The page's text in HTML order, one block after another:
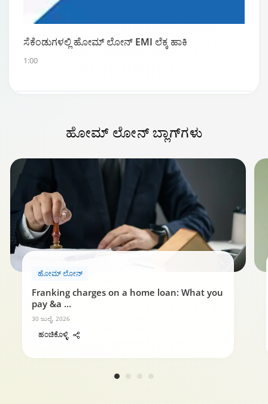
ಸೆಕೆಂಡುಗಳಲ್ಲಿ ಹೋಮ್ ಲೋನ್ EMI ಲೆಕ್ಕ ಹಾಕಿ
1:00
ಹೋಮ್ ಲೋನ್ ಮರುಪಾವತಿ ಮಾರ್ಗದರ್ಶಿ
0:59
ಹೋಮ್ ಲೋನ್ಬ್ಲಾಗ್‌ಗಳು
ಹೋಮ್ ಲೋನ್‌
Franking charges on a home loan: What you
pay &a ...
30 ಜುಲೈ, 2026
ಹಂಚಿಕೊಳ್ಳಿ